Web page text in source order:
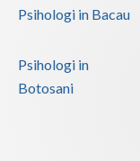
Psihologi in Bacau
Psihologi in
Botosani